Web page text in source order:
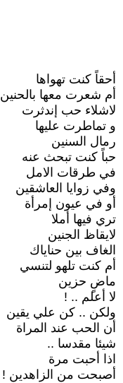
أحقاً كنت تهواها
أم شعرت معها بالحنين
لاشلاء حب إندثرت
و تماطرت عليها
رمال السنين
حباً كنت تبحث عنه
في طرقات الامل
وفي زوايا العاشقين
أو في عيون إمرأة
تري فيها أملا
لايقاظ الجنين
الغاف بين حناياك
أم كنت تلهو لتنسي
ماضٍ حزين
لا أعلم .. !
ولكن .. كن علي يقين
أن الحب عند المراة
شيئا مقدسا ..
اذا أحبت مرة
أصبحت من الزاهدين !